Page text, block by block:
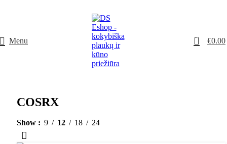
Menu 0 €0.00
COSRX
Show 9 12 18 24